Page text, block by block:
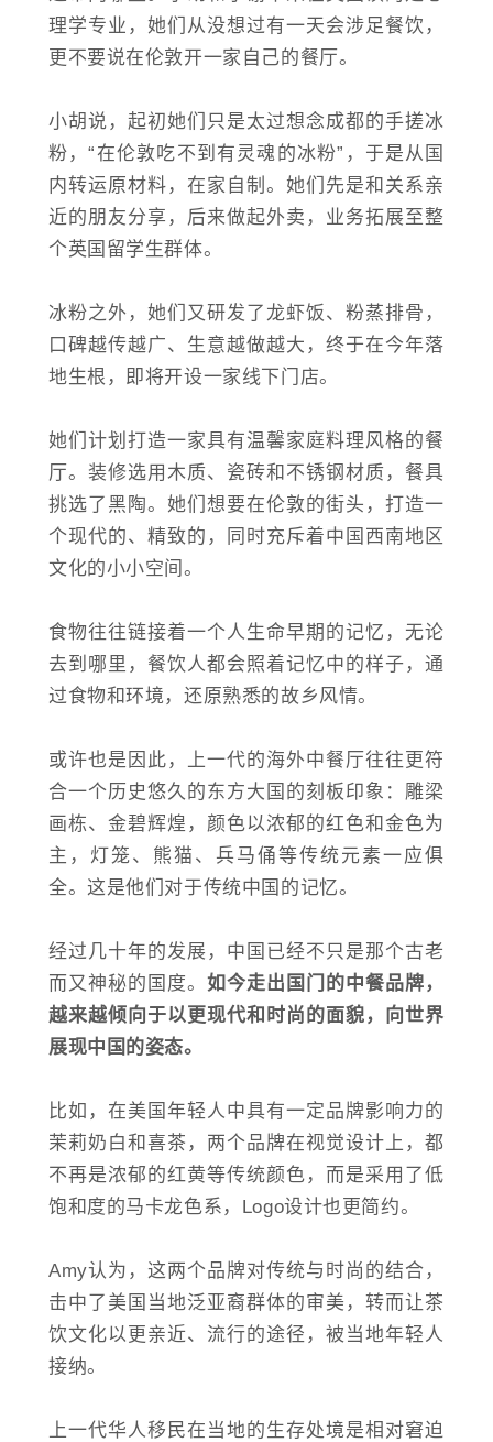
理学专业，她们从没想过有一天会涉足餐饮，
更不要说在伦敦开一家自己的餐厅。
小胡说，起初她们只是太过想念成都的手搓冰
粉，“在伦敦吃不到有灵魂的冰粉”，于是从国
内转运原材料，在家自制。她们先是和关系亲
近的朋友分享，后来做起外卖，业务拓展至整
个英国留学生群体。
冰粉之外，她们又研发了龙虾饭、粉蒸排骨，
口碑越传越广、生意越做越大，终于在今年落
地生根，即将开设一家线下门店。
她们计划打造一家具有温馨家庭料理风格的餐
厅。装修选用木质、瓷砖和不锈钢材质，餐具
挑选了黑陶。她们想要在伦敦的街头，打造一
个现代的、精致的，同时充斥着中国西南地区
文化的小小空间。
食物往往链接着一个人生命早期的记忆，无论
去到哪里，餐饮人都会照着记忆中的样子，通
过食物和环境，还原熟悉的故乡风情。
或许也是因此，上一代的海外中餐厅往往更符
合一个历史悠久的东方大国的刻板印象：雕梁
画栋、金碧辉煌，颜色以浓郁的红色和金色为
主，灯笼、熊猫、兵马俑等传统元素一应俱
全。这是他们对于传统中国的记忆。
经过几十年的发展，中国已经不只是那个古老
而又神秘的国度。如今走出国门的中餐品牌，
越来越倾向于以更现代和时尚的面貌，向世界
展现中国的姿态。
比如，在美国年轻人中具有一定品牌影响力的
茉莉奶白和喜茶，两个品牌在视觉设计上，都
不再是浓郁的红黄等传统颜色，而是采用了低
饱和度的马卡龙色系，Logo设计也更简约。
Amy认为，这两个品牌对传统与时尚的结合，
击中了美国当地泛亚裔群体的审美，转而让茶
饮文化以更亲近、流行的途径，被当地年轻人
接纳。
上一代华人移民在当地的生存处境是相对窘迫